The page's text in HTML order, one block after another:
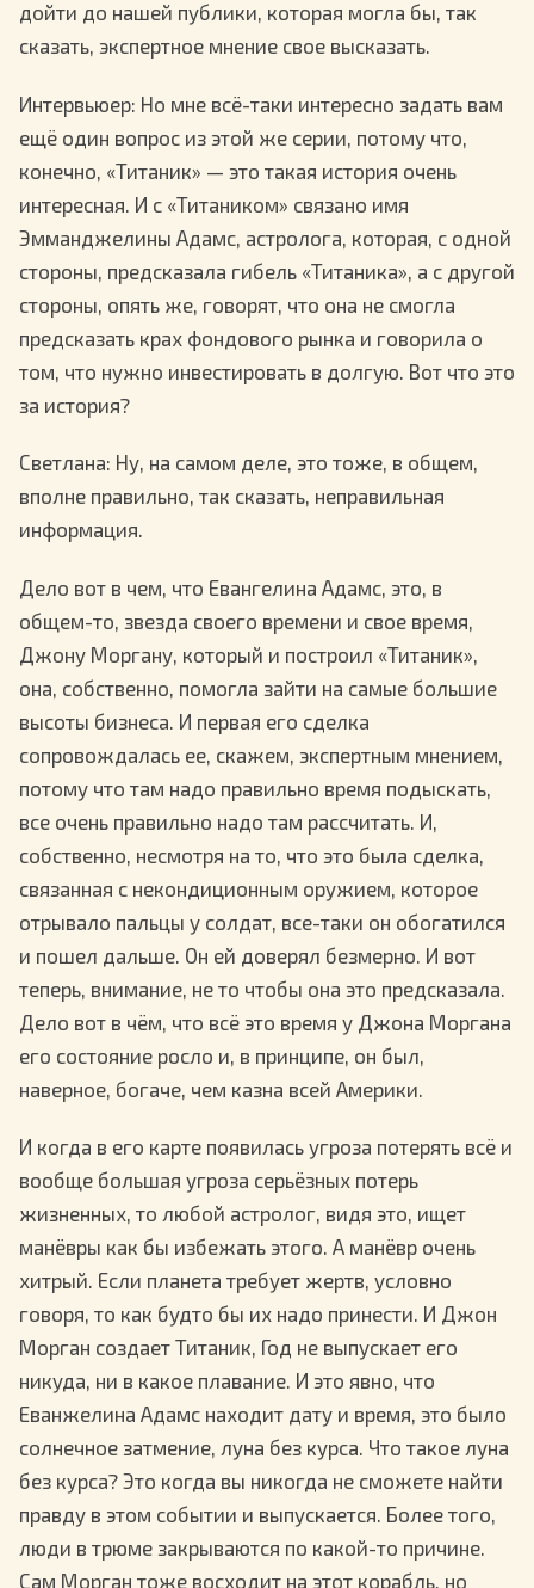
дойти до нашей публики, которая могла бы, так
сказать, экспертное мнение свое высказать.
Интервьюер: Но мне всё-таки интересно задать вам
ещё один вопрос из этой же серии, потому что,
конечно, «Титаник» — это такая история очень
интересная. И с «Титаником» связано имя
Эмманджелины Адамс, астролога, которая, с одной
стороны, предсказала гибель «Титаника», а с другой
стороны, опять же, говорят, что она не смогла
предсказать крах фондового рынка и говорила о
том, что нужно инвестировать в долгую. Вот что это
за история?
Светлана: Ну, на самом деле, это тоже, в общем,
вполне правильно, так сказать, неправильная
информация.
Дело вот в чем, что Евангелина Адамс, это, в
общем-то, звезда своего времени и свое время,
Джону Моргану, который и построил «Титаник»,
она, собственно, помогла зайти на самые большие
высоты бизнеса. И первая его сделка
сопровождалась ее, скажем, экспертным мнением,
потому что там надо правильно время подыскать,
все очень правильно надо там рассчитать. И,
собственно, несмотря на то, что это была сделка,
связанная с некондиционным оружием, которое
отрывало пальцы у солдат, все-таки он обогатился
и пошел дальше. Он ей доверял безмерно. И вот
теперь, внимание, не то чтобы она это предсказала.
Дело вот в чём, что всё это время у Джона Моргана
его состояние росло и, в принципе, он был,
наверное, богаче, чем казна всей Америки.
И когда в его карте появилась угроза потерять всё и
вообще большая угроза серьёзных потерь
жизненных, то любой астролог, видя это, ищет
манёвры как бы избежать этого. А манёвр очень
хитрый. Если планета требует жертв, условно
говоря, то как будто бы их надо принести. И Джон
Морган создает Титаник, Год не выпускает его
никуда, ни в какое плавание. И это явно, что
Еванжелина Адамс находит дату и время, это было
солнечное затмение, луна без курса. Что такое луна
без курса? Это когда вы никогда не сможете найти
правду в этом событии и выпускается. Более того,
люди в трюме закрываются по какой-то причине.
Сам Морган тоже восходит на этот корабль, но